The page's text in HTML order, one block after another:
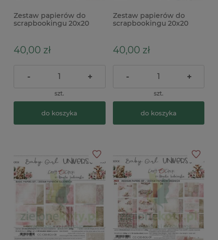
Zestaw papierów do
scrapbookingu 20x20
40,00 zł
- +
szt.
do koszyka
Zestaw papierów do
scrapbookingu 20x20
40,00 zł
- +
szt.
do koszyka